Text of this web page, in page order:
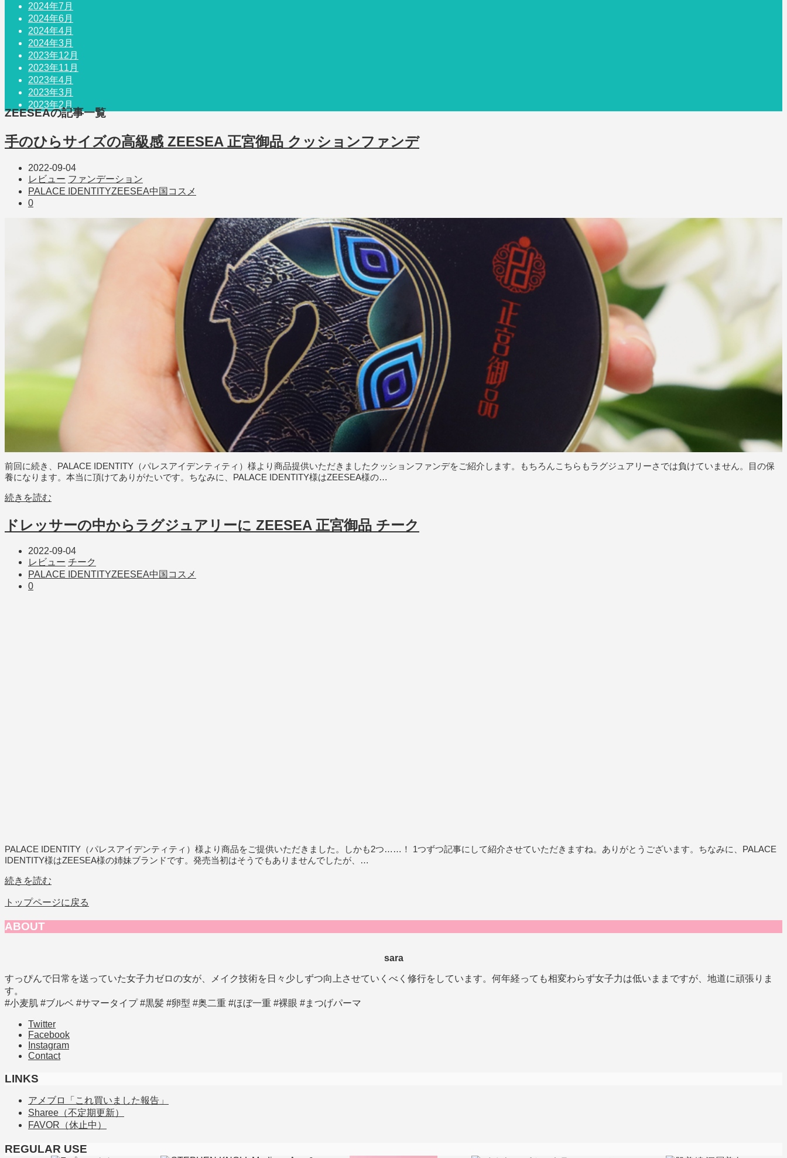
2024年7月
2024年6月
2024年4月
2024年3月
2023年12月
2023年11月
2023年4月
2023年3月
2023年2月
ZEESEAの記事一覧
手のひらサイズの高級感 ZEESEA 正宮御品 クッションファンデ
2022-09-04
レビュー ファンデーション
PALACE IDENTITYZEESEA中国コスメ
0
前回に続き、PALACE IDENTITY（パレスアイデンティティ）様より商品提供いただきましたクッションファンデをご紹介します。もちろんこちらもラグジュアリーさでは負けていません。目の保
養になります。本当に頂けてありがたいです。ちなみに、PALACE IDENTITY様はZEESEA様の…
続きを読む
ドレッサーの中からラグジュアリーに ZEESEA 正宮御品 チーク
2022-09-04
レビュー チーク
PALACE IDENTITYZEESEA中国コスメ
0
PALACE IDENTITY（パレスアイデンティティ）様より商品をご提供いただきました。しかも2つ……！ 1つずつ記事にして紹介させていただきますね。ありがとうございます。ちなみに、PALACE
IDENTITY様はZEESEA様の姉妹ブランドです。発売当初はそうでもありませんでしたが、…
続きを読む
トップページに戻る
ABOUT
sara
すっぴんで日常を送っていた女子力ゼロの女が、メイク技術を日々少しずつ向上させていくべく修行をしています。何年経っても相変わらず女子力は低いままですが、地道に頑張りま
す。
#小麦肌 #ブルベ #サマータイプ #黒髪 #卵型 #奥二重 #ほぼ一重 #裸眼 #まつげパーマ
Twitter
Facebook
Instagram
Contact
LINKS
アメブロ「これ買いました報告」
Sharee（不定期更新）
FAVOR（休止中）
REGULAR USE